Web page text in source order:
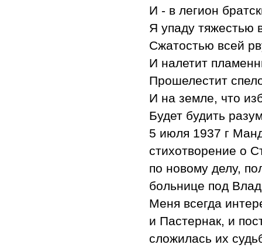
И - в легион
Я упаду тяжестью
Сжатостью всей
И налетит
Прошелестит
И на земле, что
Будет будить
5 июля 1937 г
стихотворение о
по новому делу,
больнице под
Меня всегда
и Пастернак, и
сложилась их